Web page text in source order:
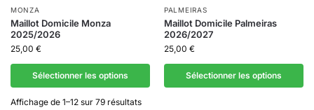
MONZA
Maillot Domicile Monza
2025/2026
25,00 €
Sélectionner les options
PALMEIRAS
Maillot Domicile Palmeiras
2026/2027
25,00 €
Sélectionner les options
Affichage de 1–12 sur 79 résultats